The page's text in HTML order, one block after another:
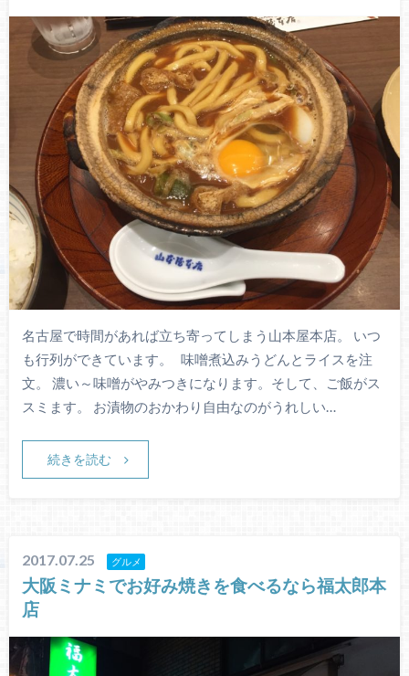
名古屋で時間があれば立ち寄ってしまう山本屋本店。 いつ
も行列ができています。 味噌煮込みうどんとライスを注
文。 濃い～味噌がやみつきになります。そして、ご飯がス
スミます。 お漬物のおかわり自由なのがうれしい…
続きを読む
2017.07.25 グルメ
大阪ミナミでお好み焼きを食べるなら福太郎本
店